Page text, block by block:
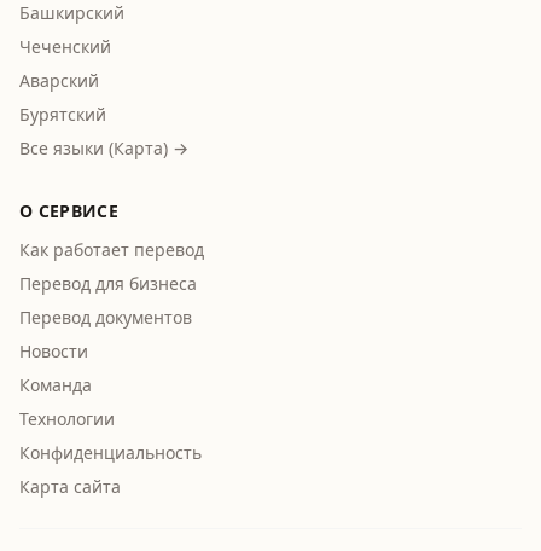
Башкирский
Чеченский
Аварский
Бурятский
Все языки (Карта) →
О СЕРВИСЕ
Как работает перевод
Перевод для бизнеса
Перевод документов
Новости
Команда
Технологии
Конфиденциальность
Карта сайта